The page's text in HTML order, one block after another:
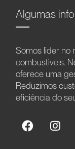
Algumas
Somos líder no
combustíveis.
oferece uma
Reduzimos
eficiência do